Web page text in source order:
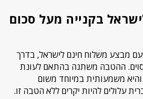
בקנייה מעל סכום
מבצע משלוח חינם לישראל, בדרך
ההטבה משתנה בהתאם לעונת
משמעותית במיוחד משום
עלולים להיות יקרים ללא הטבה זו.